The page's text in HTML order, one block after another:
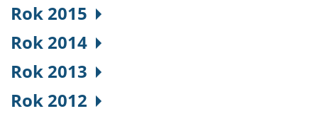
Rok 2015
Rok 2014
Rok 2013
Rok 2012